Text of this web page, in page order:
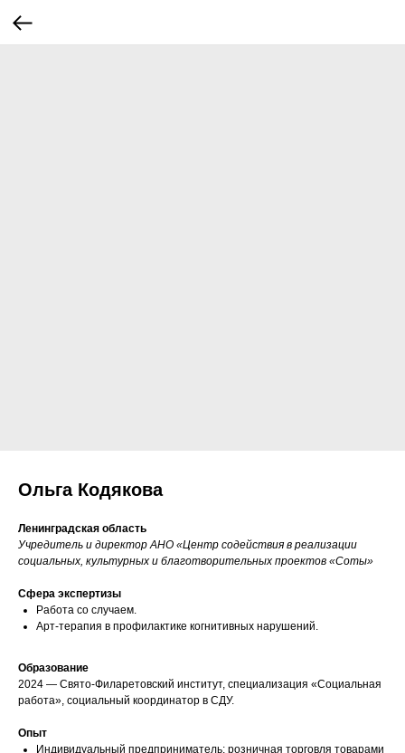
Ольга Кодякова
Ленинградская область
Учредитель и директор АНО «Центр содействия в реализации
социальных, культурных и благотворительных проектов «Соты»
Сфера экспертизы
Работа со случаем.
Арт-терапия в профилактике когнитивных нарушений.
Образование
2024 — Свято-Филаретовский институт, специализация «Социальная
работа», социальный координатор в СДУ.
Опыт
Индивидуальный предприниматель: розничная торговля товарами